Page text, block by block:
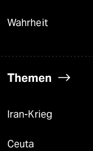
Wahrheit
Themen
Iran-Krieg
Ceuta